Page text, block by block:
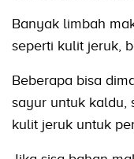
Banyak limbah
seperti kulit jeruk,
Beberapa bisa
sayur untuk kaldu,
kulit jeruk untuk